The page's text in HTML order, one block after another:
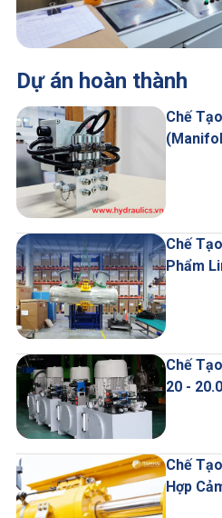
Dự án hoàn thành
Chế
Chế
Phẩm
Chế
20 -
Chế
Hợp
Nhất